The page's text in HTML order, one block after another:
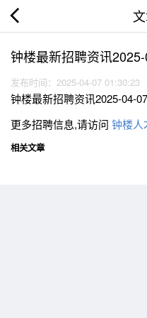
钟楼最新招聘资讯
发布时间：2025-04-07 01:30:23
钟楼最新招聘资讯2025-04-07
更多招聘信息,请访问 钟楼人
相关文章